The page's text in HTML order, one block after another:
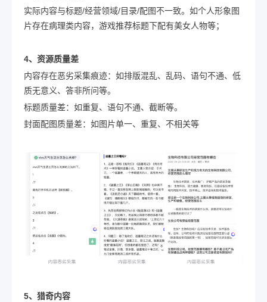
实际内容与标题/经营领域/目录/配图不一致。如个人形象图
片存在病理类内容，游戏推荐标题下配有美女人物等；
4、资源质量差
内容存在恶劣采集痕迹：如排版混乱、乱码、语句不通、低
质无意义、答非所问等。
标题质量差：如重复、语句不通、截断等。
封面配图质量差：如图片单一、重复、不相关等
5、猎奇内容